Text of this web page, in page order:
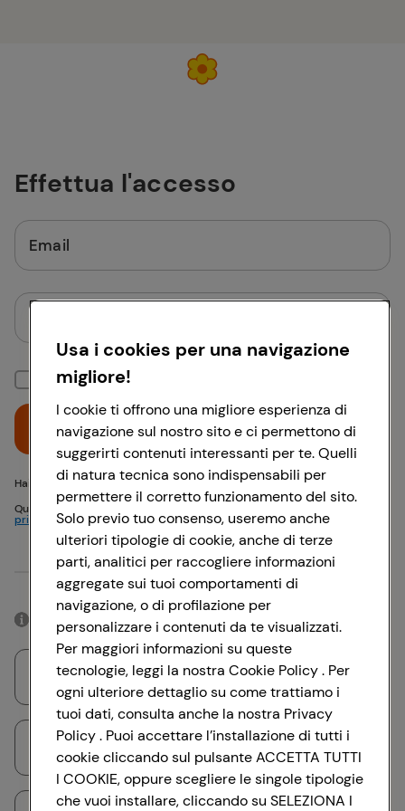
Effettua l'accesso
Email
Mantieni la sessione attiva
Hai problemi di accesso? {{recover-pwd}} o {{recover-email}}
Questo sito è protetto da reCAPTCHA e si applicano
privacy eTermini di servizioGoogle
Accedi
Oppure
Accedendo con il tuo account social, rimarrai connesso per 12 ore.
Accedi con Google
Usa i cookies per una navigazione
migliore!
I cookie ti offrono una migliore esperienza di
navigazione sul nostro sito e ci permettono di
suggerirti contenuti interessanti per te. Quelli
di natura tecnica sono indispensabili per
permettere il corretto funzionamento del sito.
Solo previo tuo consenso, useremo anche
ulteriori tipologie di cookie, anche di terze
parti, analitici per raccogliere informazioni
aggregate sui tuoi comportamenti di
navigazione, o di profilazione per
personalizzare i contenuti da te visualizzati.
Per maggiori informazioni su queste
tecnologie, leggi la nostra Cookie Policy . Per
ogni ulteriore dettaglio su come trattiamo i
tuoi dati, consulta anche la nostra Privacy
Policy . Puoi accettare l’installazione di tutti i
cookie cliccando sul pulsante ACCETTA TUTTI
I COOKIE, oppure scegliere le singole tipologie
che vuoi installare, cliccando su SELEZIONA I